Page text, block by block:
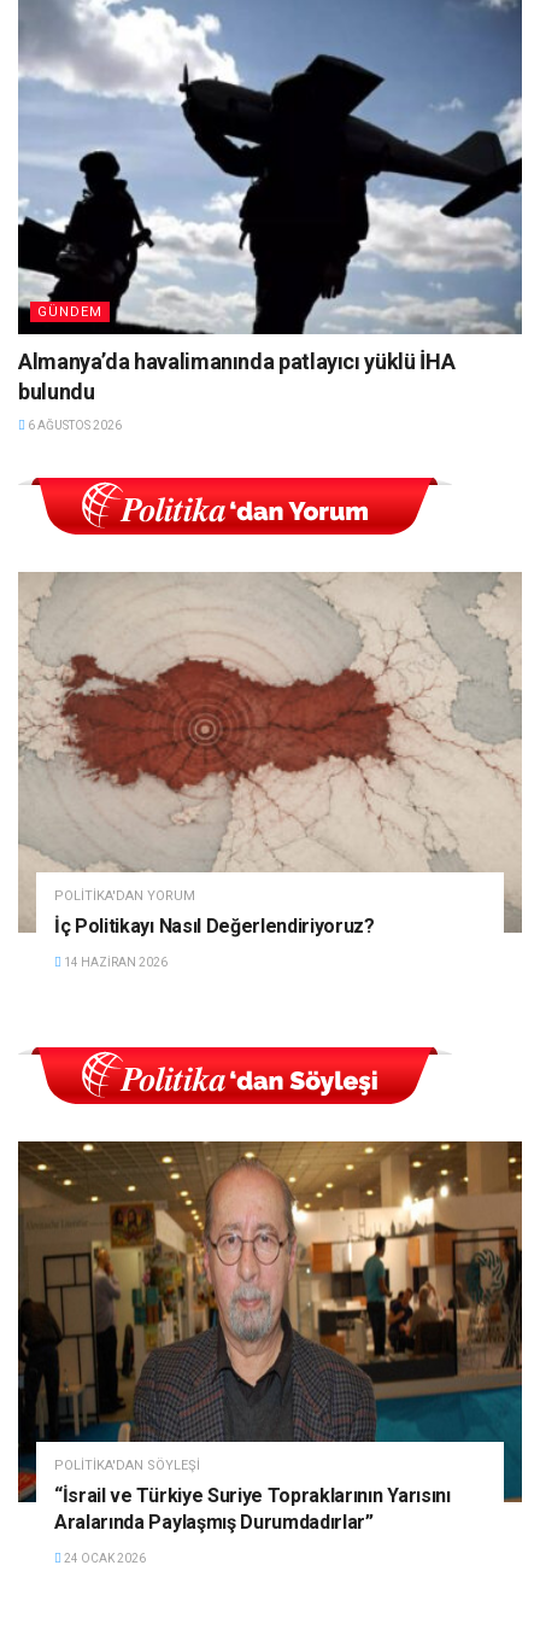
GÜNDEM
Almanya’da havalimanında patlayıcı yüklü İHA
bulundu
6 AĞUSTOS 2026
POLITIKA'DAN YORUM
İç Politikayı Nasıl Değerlendiriyoruz?
14 HAZIRAN 2026
POLITIKA'DAN SÖYLEŞI
“İsrail ve Türkiye Suriye Topraklarının Yarısını
Aralarında Paylaşmış Durumdadırlar”
24 OCAK 2026